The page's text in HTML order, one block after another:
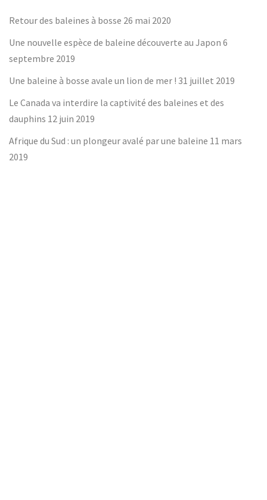
Retour des baleines à bosse 26 mai 2020
Une nouvelle espèce de baleine découverte au Japon 6
septembre 2019
Une baleine à bosse avale un lion de mer ! 31 juillet 2019
Le Canada va interdire la captivité des baleines et des
dauphins 12 juin 2019
Afrique du Sud : un plongeur avalé par une baleine 11 mars
2019